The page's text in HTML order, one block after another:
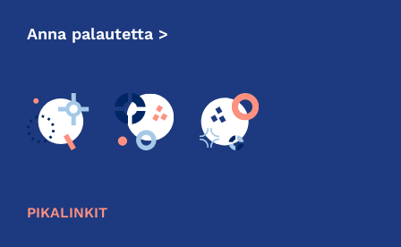
Anna palautetta >
PIKALINKIT